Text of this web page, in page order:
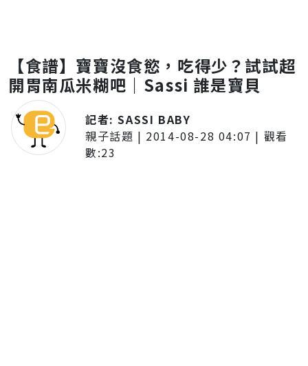
【食譜】寶寶沒食慾，吃得少？試試超
開胃南瓜米糊吧｜Sassi 誰是寶貝
記者:SASSI BABY
親子話題 | 2014-08-28 04:07 | 觀看
數:23